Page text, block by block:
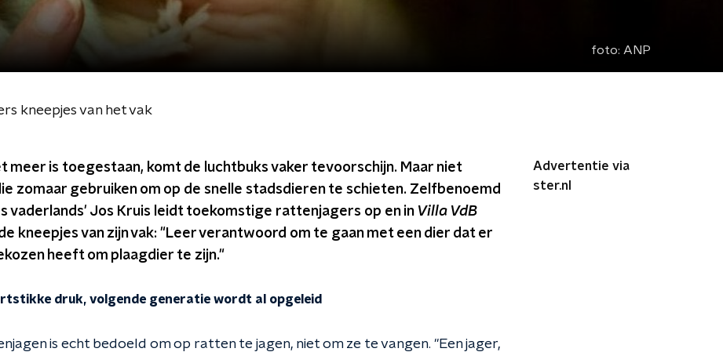
foto: ANP
kneepjes van het vak
meer is toegestaan, komt de luchtbuks vaker tevoorschijn. Maar niet
zomaar gebruiken om op de snelle stadsdieren te schieten. Zelfbenoemd
vaderlands' Jos Kruis leidt toekomstige rattenjagers op en in Villa VdB
kneepjes van zijn vak: "Leer verantwoord om te gaan met een dier dat er
heeft om plaagdier te zijn."
druk, volgende generatie wordt al opgeleid
is echt bedoeld om op ratten te jagen, niet om ze te vangen. "Een jager,
Advertentie via
ster.nl